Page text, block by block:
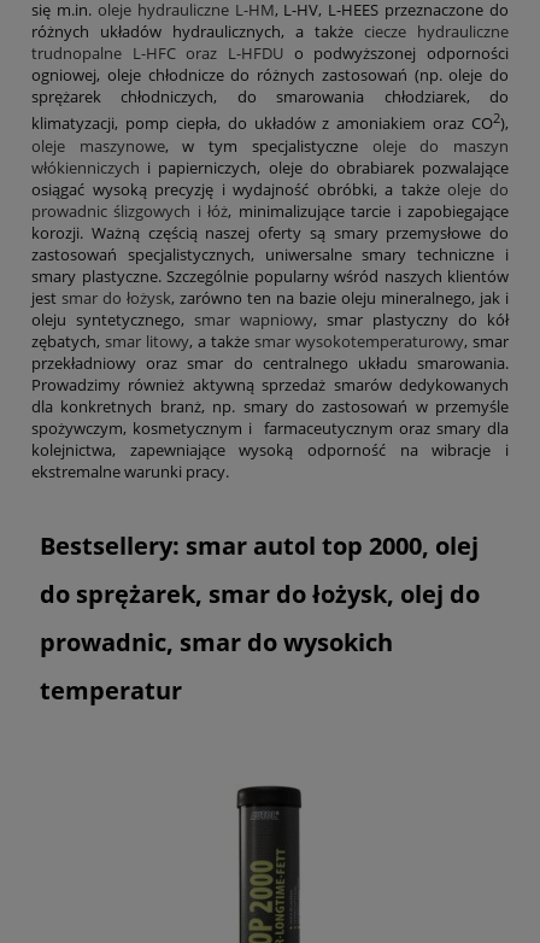
się m.in. oleje hydrauliczne L-HM, L-HV, L-HEES przeznaczone do
różnych układów hydraulicznych, a także ciecze hydrauliczne
trudnopalne L-HFC oraz L-HFDU o podwyższonej odporności
ogniowej, oleje chłodnicze do różnych zastosowań (np. oleje do
sprężarek chłodniczych, do smarowania chłodziarek, do
klimatyzacji, pomp ciepła, do układów z amoniakiem oraz CO2),
oleje maszynowe, w tym specjalistyczne oleje do maszyn
włókienniczych i papierniczych, oleje do obrabiarek pozwalające
osiągać wysoką precyzję i wydajność obróbki, a takżeoleje do
prowadnic ślizgowych i łóż, minimalizujące tarcie i zapobiegające
korozji. Ważną częścią naszej oferty są smary przemysłowe do
zastosowań specjalistycznych, uniwersalne smary techniczne i
smary plastyczne. Szczególnie popularny wśród naszych klientów
jest smar do łożysk, zarówno ten na bazie oleju mineralnego, jak i
oleju syntetycznego, smar wapniowy, smar plastyczny do kół
zębatych, smar litowy, a także smar wysokotemperaturowy, smar
przekładniowy oraz smar do centralnego układu smarowania.
Prowadzimy również aktywną sprzedaż smarów dedykowanych
dla konkretnych branż, np. smary do zastosowań w przemyśle
spożywczym, kosmetycznym i farmaceutycznym oraz smary dla
kolejnictwa, zapewniające wysoką odporność na wibracje i
ekstremalne warunki pracy.
Bestsellery: smar autol top 2000, olej
do sprężarek, smar do łożysk, olej do
prowadnic, smar do wysokich
temperatur